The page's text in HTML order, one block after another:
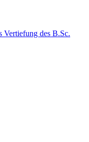
Vertiefung des B.Sc.